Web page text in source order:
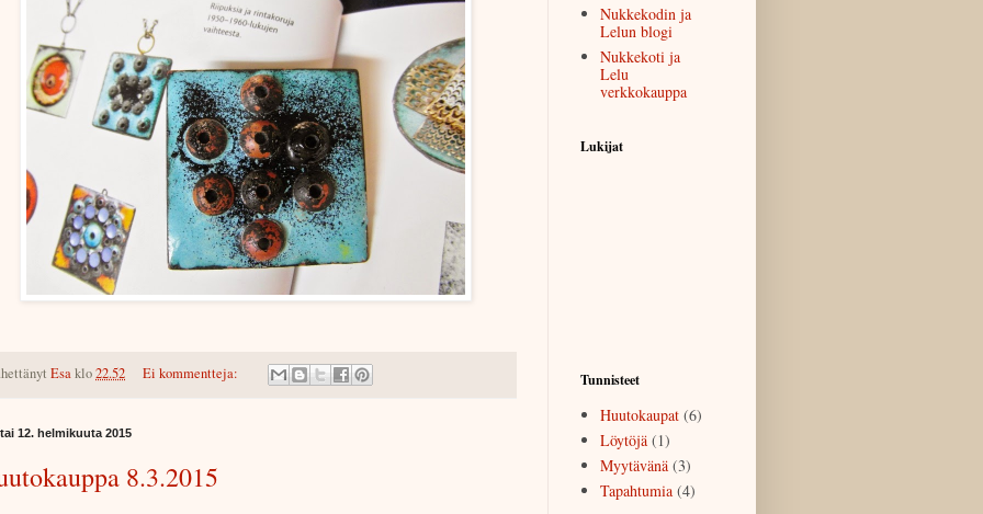
Esaklo22.52 Ei kommentteja:
12. helmikuuta 2015
8.3.2015
Nukkekodin ja
Lelun blogi
Nukkekoti ja
Lelu
verkkokauppa
Lukijat
Tunnisteet
Huutokaupat (6)
Löytöjä (1)
Myytävänä (3)
Tapahtumia (4)